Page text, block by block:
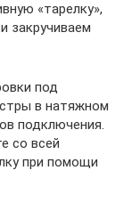
«тарелку»,
закручиваем
под
в натяжном
подключения.
со всей
при помощи